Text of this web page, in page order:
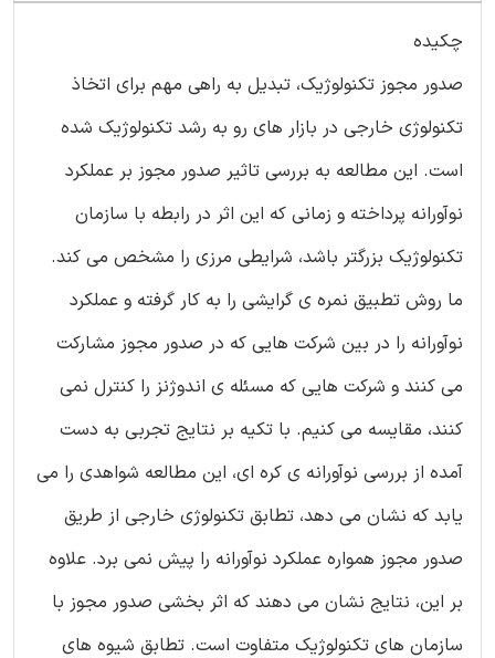
چکیده
صدور مجوز تکنولوژیک، تبدیل به راهی مهم برای اتخاذ
تکنولوژی خارجی در بازار های رو به رشد تکنولوژیک شده
است. این مطالعه به بررسی تاثیر صدور مجوز بر عملکرد
نوآورانه پرداخته و زمانی که این اثر در رابطه با سازمان
تکنولوژیک بزرگتر باشد، شرایطی مرزی را مشخص می کند.
ما روش تطبیق نمره ی گرایشی را به کار گرفته و عملکرد
نوآورانه را در بین شرکت هایی که در صدور مجوز مشارکت
می کنند و شرکت هایی که مسئله ی اندوژنز را کنترل نمی
کنند، مقایسه می کنیم. با تکیه بر نتایج تجربی به دست
آمده از بررسی نوآورانه ی کره ای، این مطالعه شواهدی را می
یابد که نشان می دهد، تطابق تکنولوژی خارجی از طریق
صدور مجوز همواره عملکرد نوآورانه را پیش نمی برد. علاوه
بر این، نتایج نشان می دهند که اثر بخشی صدور مجوز با
سازمان های تکنولوژیک متفاوت است. تطابق شیوه های